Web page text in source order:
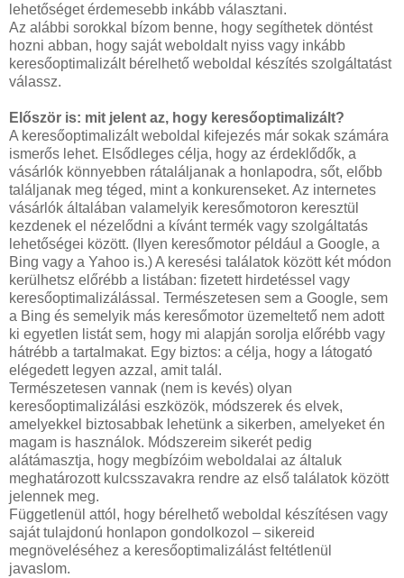
lehetőséget érdemesebb inkább választani.
Az alábbi sorokkal bízom benne, hogy segíthetek döntést
hozni abban, hogy saját weboldalt nyiss vagy inkább
keresőoptimalizált bérelhető weboldal készítés szolgáltatást
válassz.
Először is: mit jelent az, hogy keresőoptimalizált?
A keresőoptimalizált weboldal kifejezés már sokak számára
ismerős lehet. Elsődleges célja, hogy az érdeklődők, a
vásárlók könnyebben rátaláljanak a honlapodra, sőt, előbb
találjanak meg téged, mint a konkurenseket. Az internetes
vásárlók általában valamelyik keresőmotoron keresztül
kezdenek el nézelődni a kívánt termék vagy szolgáltatás
lehetőségei között. (Ilyen keresőmotor például a Google, a
Bing vagy a Yahoo is.) A keresési találatok között két módon
kerülhetsz előrébb a listában: fizetett hirdetéssel vagy
keresőoptimalizálással. Természetesen sem a Google, sem
a Bing és semelyik más keresőmotor üzemeltető nem adott
ki egyetlen listát sem, hogy mi alapján sorolja előrébb vagy
hátrébb a tartalmakat. Egy biztos: a célja, hogy a látogató
elégedett legyen azzal, amit talál.
Természetesen vannak (nem is kevés) olyan
keresőoptimalizálási eszközök, módszerek és elvek,
amelyekkel biztosabbak lehetünk a sikerben, amelyeket én
magam is használok. Módszereim sikerét pedig
alátámasztja, hogy megbízóim weboldalai az általuk
meghatározott kulcsszavakra rendre az első találatok között
jelennek meg.
Függetlenül attól, hogy bérelhető weboldal készítésen vagy
saját tulajdonú honlapon gondolkozol – sikereid
megnöveléséhez a keresőoptimalizálást feltétlenül
javaslom.